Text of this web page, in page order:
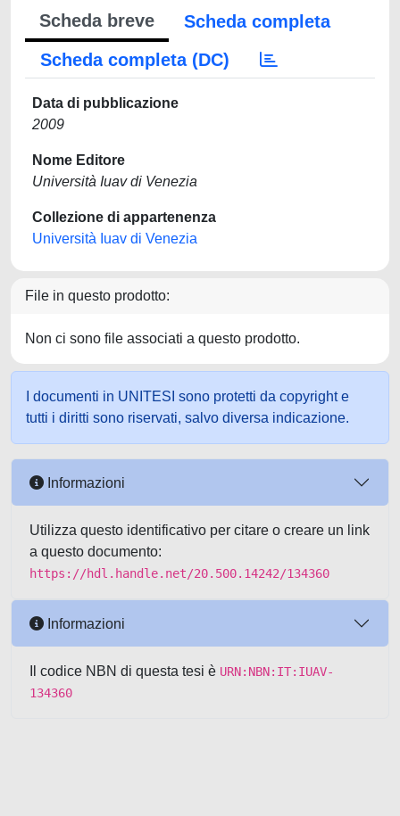
Scheda breve
Scheda completa
Scheda completa (DC)
Data di pubblicazione
2009
Nome Editore
Università Iuav di Venezia
Collezione di appartenenza
Università Iuav di Venezia
File in questo prodotto:
Non ci sono file associati a questo prodotto.
I documenti in UNITESI sono protetti da copyright e
tutti i diritti sono riservati, salvo diversa indicazione.
Informazioni
Utilizza questo identificativo per citare o creare un link
a questo documento:
https://hdl.handle.net/20.500.14242/134360
Informazioni
Il codice NBN di questa tesi è URN:NBN:IT:IUAV-
134360